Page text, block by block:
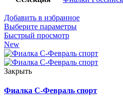
Добавить в избранное
Выберите параметры
Быстрый просмотр
New
Закрыть
Фиалка С-Февраль спорт